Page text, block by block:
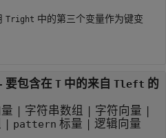
Tright 中的第三个变量作为键变
要包含在 T中的来自 Tleft 的
| 字符串数组 | 字符向量 |
| pattern 标量 | 逻辑向量